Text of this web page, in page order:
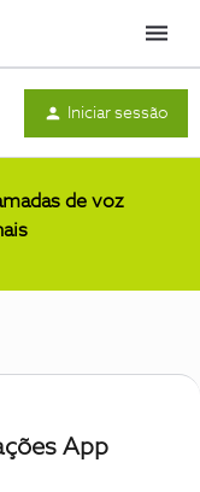
Menu
Iniciar sessão
de voz
App